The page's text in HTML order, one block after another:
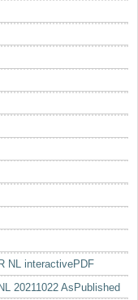
NL interactivePDF
20211022 AsPublished